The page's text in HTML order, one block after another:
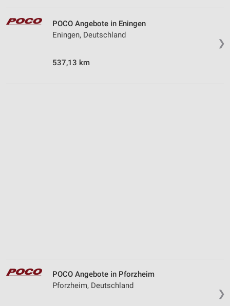
❯
POCO Angebote in Eningen
Eningen, Deutschland
537,13 km
❯
POCO Angebote in Pforzheim
Pforzheim, Deutschland